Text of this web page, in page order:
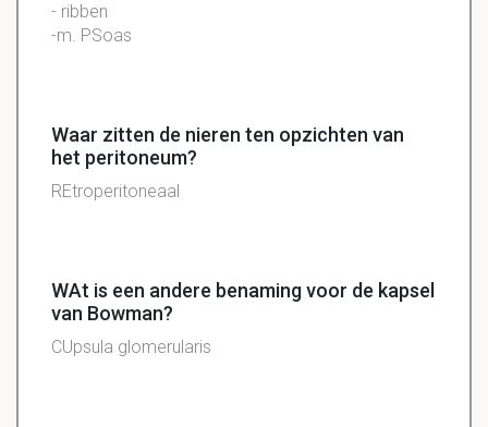
- ribben
-m. PSoas
Waar zitten de nieren ten opzichten van
het peritoneum?
REtroperitoneaal
WAt is een andere benaming voor de kapsel
van Bowman?
CUpsula glomerularis